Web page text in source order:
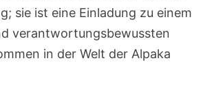
sie ist eine Einladung zu einem
verantwortungsbewussten
in der Welt der Alpaka